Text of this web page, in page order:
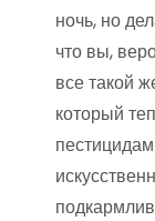
ночь, но
что вы,
все такой
который